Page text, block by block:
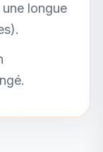
longue